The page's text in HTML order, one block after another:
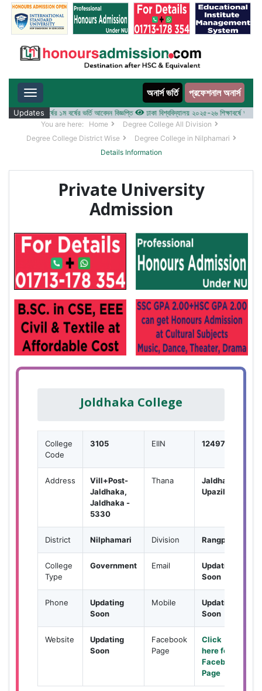
Toggle navigation অনার্স ভর্তি প্রফেশনাল অনার্স
Updates
২৬ শিক্ষাবর্ষের ১ম বর্ষের ভর্তি আবেদন বিজ্ঞপ্তি ঢাকা বিশ্ববিদ্যালয় ২০২৫-২৬ শিক্ষাবর্ষে
You are here: Home
Degree College All Division
Degree College District Wise
Degree College in Nilphamari
Details Information
Private University
Admission
Joldhaka College
College
Code
3105 EIIN 124977
Address
Vill+Post-
Jaldhaka,
Jaldhaka -
5330
Thana
Jaldhaka
Upazila
District Nilphamari Division Rangpur
College
Type
Government Email
Updating
Soon
Phone
Updating
Soon
Mobile
Updating
Soon
Website
Updating
Soon
Facebook
Page
Click
here for
Facebook
Page